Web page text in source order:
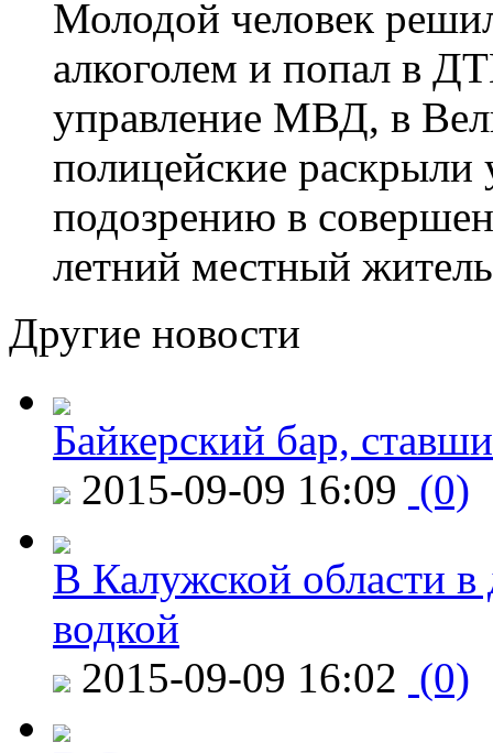
Молодой человек
алкоголем и попал в
управление МВД, в
полицейские
подозрению в
летний местный
Другие новости
Байкерский бар,
2015-09-09 16:09 (0)
В Калужской области в
водкой
2015-09-09 16:02 (0)